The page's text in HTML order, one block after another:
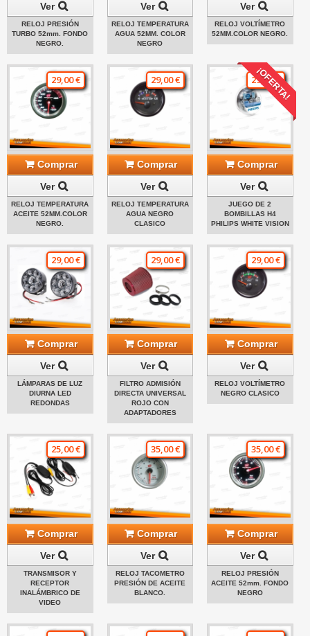
Ver
RELOJ PRESIÓN
TURBO 52mm. FONDO
NEGRO.
Ver
RELOJ TEMPERATURA
AGUA 52MM. COLOR
NEGRO
Ver
RELOJ VOLTÍMETRO
52MM.COLOR NEGRO.
29,00 €
Comprar
Ver
RELOJ TEMPERATURA
ACEITE 52MM.COLOR
NEGRO.
29,00 €
Comprar
Ver
RELOJ TEMPERATURA
AGUA NEGRO
CLASICO
¡OFERTA!
29,00 €
Comprar
Ver
JUEGO DE 2
BOMBILLAS H4
PHILIPS WHITE VISION
29,00 €
Comprar
Ver
LÁMPARAS DE LUZ
DIURNA LED
REDONDAS
29,00 €
Comprar
Ver
FILTRO ADMISIÓN
DIRECTA UNIVERSAL
ROJO CON
ADAPTADORES
29,00 €
Comprar
Ver
RELOJ VOLTÍMETRO
NEGRO CLASICO
25,00 €
Comprar
Ver
TRANSMISOR Y
RECEPTOR
INALÁMBRICO DE
VIDEO
35,00 €
Comprar
Ver
RELOJ TACOMETRO
PRESIÓN DE ACEITE
BLANCO.
35,00 €
Comprar
Ver
RELOJ PRESIÓN
ACEITE 52mm. FONDO
NEGRO